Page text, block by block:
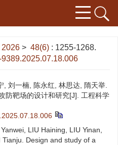
2026 > 48(6) : 1255-1268.
, 刘一楠, 陈永红, 林思达, 隋天举.
防靶场的设计和研究[J]. 工程科学
LIU Haining, LIU Yinan,
Design and study of a